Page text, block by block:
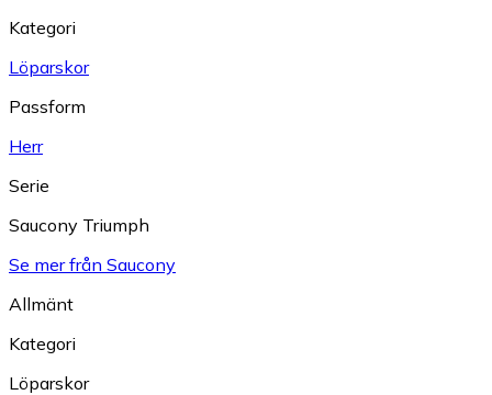
Kategori
Löparskor
Passform
Herr
Serie
Saucony Triumph
Se mer från Saucony
Allmänt
Kategori
Löparskor